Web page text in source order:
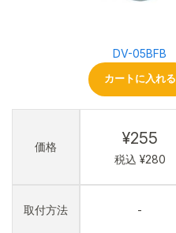
価格
取付方法
DV-05BFB
カートに入れる
¥255
税込 ¥280
-